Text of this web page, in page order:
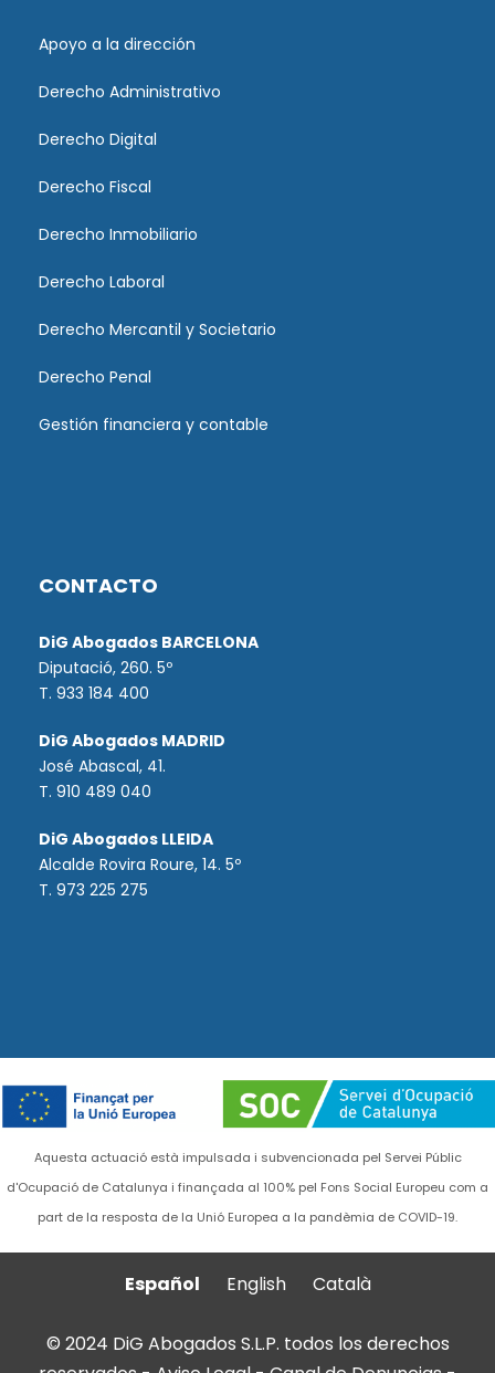
Apoyo a la dirección
Derecho Administrativo
Derecho Digital
Derecho Fiscal
Derecho Inmobiliario
Derecho Laboral
Derecho Mercantil y Societario
Derecho Penal
Gestión financiera y contable
CONTACTO
DiG Abogados BARCELONA
Diputació, 260. 5º
T. 933 184 400
DiG Abogados MADRID
José Abascal, 41.
T. 910 489 040
DiG Abogados LLEIDA
Alcalde Rovira Roure, 14. 5º
T. 973 225 275
Aquesta actuació està impulsada i subvencionada pel Servei Públic
d'Ocupació de Catalunya i finançada al 100% pel Fons Social Europeu com a
part de la resposta de la Unió Europea a la pandèmia de COVID-19.
Español English Català
© 2024 DiG Abogados S.L.P. todos los derechos